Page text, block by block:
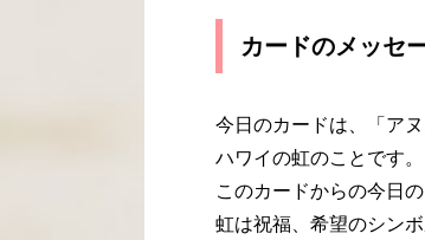
カードのメッセ
今日のカードは、「アヌ
ハワイの虹のことです。
このカードからの今日
虹は祝福、希望のシン